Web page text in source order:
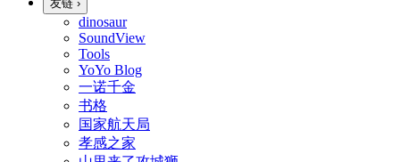
友链 ›
dinosaur
SoundView
Tools
YoYo Blog
一诺千金
书格
国家航天局
孝感之家